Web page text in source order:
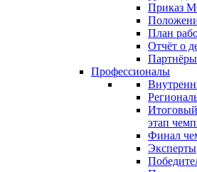
Приказ
План
Отчёт о
Партнёры
Профессионалы
этап
Финал
Эксперты